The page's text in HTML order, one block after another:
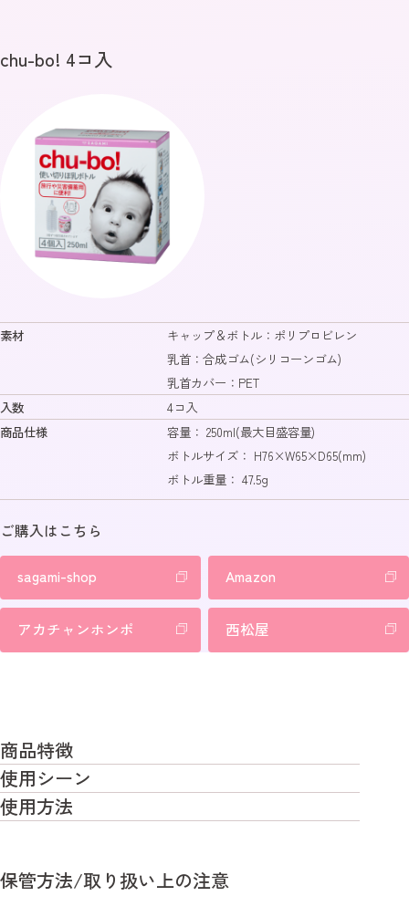
chu-bo! 4コ入
素材
キャップ＆ボトル：ポリプロビレン
乳首：合成ゴム(シリコーンゴム)
乳首カバー：PET
入数
4コ入
商品仕様
容量： 250ml(最大目盛容量)
ボトルサイズ： H76×W65×D65(mm)
ボトル重量： 47.5g
ご購入はこちら
sagami-shop Amazon
アカチャンホンポ 西松屋
商品特徴
消毒不要で、すぐに使えます
消毒済みの使い切りタイプですので、カプセルを開け
て、すぐにご使用いただけます。
ジャバラ式になっていて使用時に伸ばして使うコンパ
使用シーン
旅行先で
国内、海外旅行の際、お出かけ先で消毒器具がない時
車の渋滞時に
ちょっとした渋滞時など、消毒が難しい時でも、使い
使用方法
保管方法/取り扱い上の注意